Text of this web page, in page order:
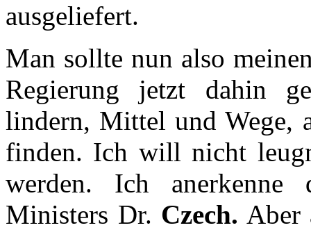
ausgeliefert.
Man sollte nun also
Regierung jetzt dahin
lindern, Mittel und Wege,
finden. Ich will nicht
werden. Ich anerkenne
Ministers Dr. Czech. Aber